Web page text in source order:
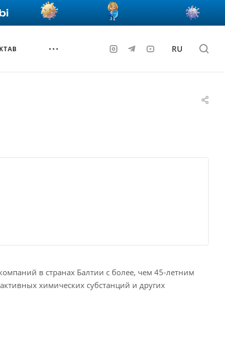
RU
в странах Балтии с более, чем 45-летним
химических субстанций и других